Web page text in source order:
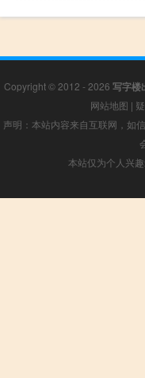
Copyright © 2012 - 2026 写字楼
网站地图 |
声明：本站内容来自互联网，如
本站仅为个人兴